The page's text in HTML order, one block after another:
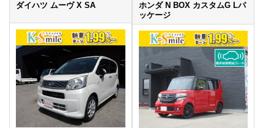
ダイハツ ムーヴ X SA
ホンダ N BOX カスタムG Lパ
ッケージ